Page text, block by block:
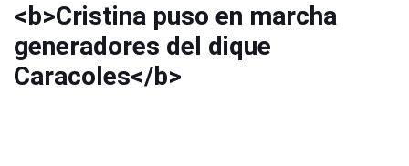
<b>Cristina puso en marcha
generadores del dique
Caracoles</b>